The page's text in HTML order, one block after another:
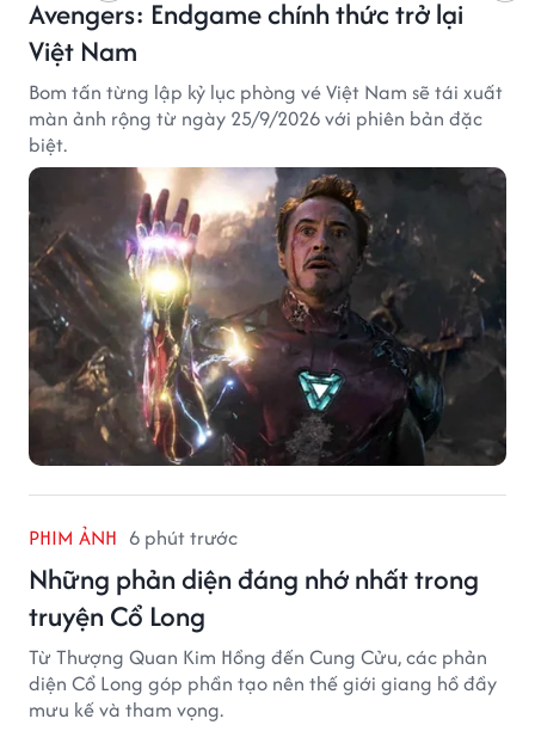
Avengers: Endgame chính thức trở lại
Việt Nam
Bom tấn từng lập kỷ lục phòng vé Việt Nam sẽ tái xuất
màn ảnh rộng từ ngày 25/9/2026 với phiên bản đặc
biệt.
PHIM ẢNH 6 phút trước
Những phản diện đáng nhớ nhất trong
truyện Cổ Long
Từ Thượng Quan Kim Hồng đến Cung Cửu, các phản
diện Cổ Long góp phần tạo nên thế giới giang hồ đầy
mưu kế và tham vọng.